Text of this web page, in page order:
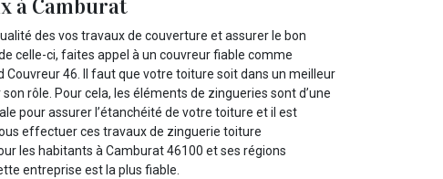
à Camburat
des vos travaux de couverture et assurer le bon
celle-ci, faites appel à un couvreur fiable comme
Couvreur 46. Il faut que votre toiture soit dans un meilleur
rôle. Pour cela, les éléments de zingueries sont d’une
pour assurer l’étanchéité de votre toiture et il est
effectuer ces travaux de zinguerie toiture
les habitants à Camburat 46100 et ses régions
entreprise est la plus fiable.